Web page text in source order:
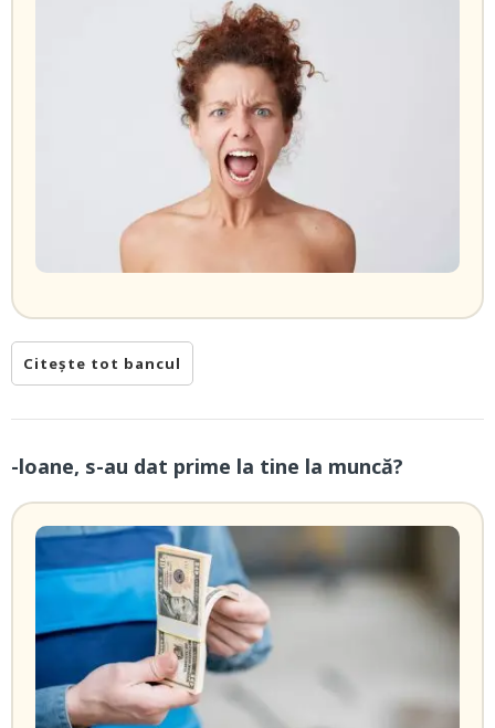
Citește tot bancul
-loane, s-au dat prime la tine la muncă?